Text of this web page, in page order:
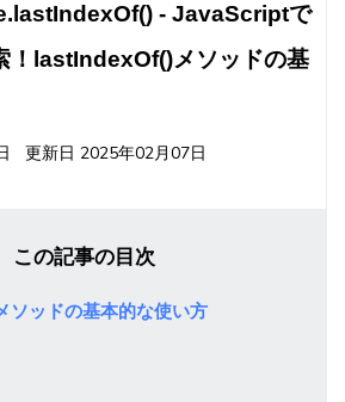
- JavaScriptで
！lastIndexOf()メソッドの基
更新日 2025年02月07日
この記事の目次
ッドの基本的な使い方